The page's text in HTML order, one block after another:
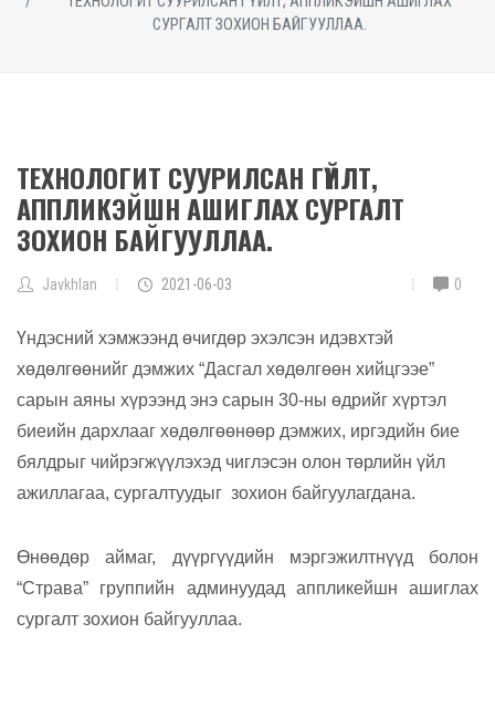
СУРГАЛТ ЗОХИОН БАЙГУУЛЛАА.
ТЕХНОЛОГИТ СУУРИЛСАН ГҮЙЛТ,
АППЛИКЭЙШН АШИГЛАХ СУРГАЛТ
ЗОХИОН БАЙГУУЛЛАА.
Javkhlan 2021-06-03 0
Үндэсний хэмжээнд өчигдөр эхэлсэн идэвхтэй
хөдөлгөөнийг дэмжих “Дасгал хөдөлгөөн хийцгээе”
сарын аяны хүрээнд энэ сарын 30-ны өдрийг хүртэл
биеийн дархлааг хөдөлгөөнөөр дэмжих, иргэдийн бие
бялдрыг чийрэгжүүлэхэд чиглэсэн олон төрлийн үйл
ажиллагаа, сургалтуудыг зохион байгуулагдана.
Өнөөдөр аймаг, дүүргүүдийн мэргэжилтнүүд болон
“Страва” группийн админуудад аппликейшн ашиглах
сургалт зохион байгууллаа.